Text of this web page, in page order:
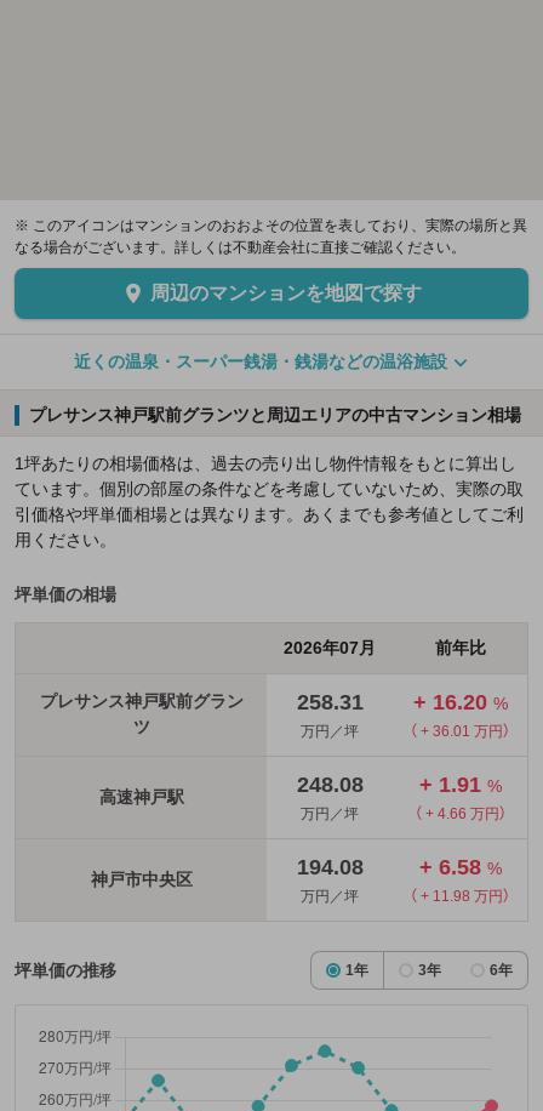
※ このアイコンはマンションのおおよその位置を表しており、実際の場所と異
なる場合がございます。詳しくは不動産会社に直接ご確認ください。
周辺のマンションを地図で探す
近くの温泉・スーパー銭湯・銭湯などの温浴施設
プレサンス神戸駅前グランツと周辺エリアの中古マンション相場
1坪あたりの相場価格は、過去の売り出し物件情報をもとに算出し
ています。個別の部屋の条件などを考慮していないため、実際の取
引価格や坪単価相場とは異なります。あくまでも参考値としてご利
用ください。
坪単価の相場
2026年07月 前年比
プレサンス神戸駅前グラン
ツ
258.31
万円／坪
+ 16.20 %
（ + 36.01 万円）
高速神戸駅 248.08
万円／坪
+ 1.91 %
（ + 4.66 万円）
神戸市中央区 194.08
万円／坪
+ 6.58 %
（ + 11.98 万円）
坪単価の推移 1年 3年 6年